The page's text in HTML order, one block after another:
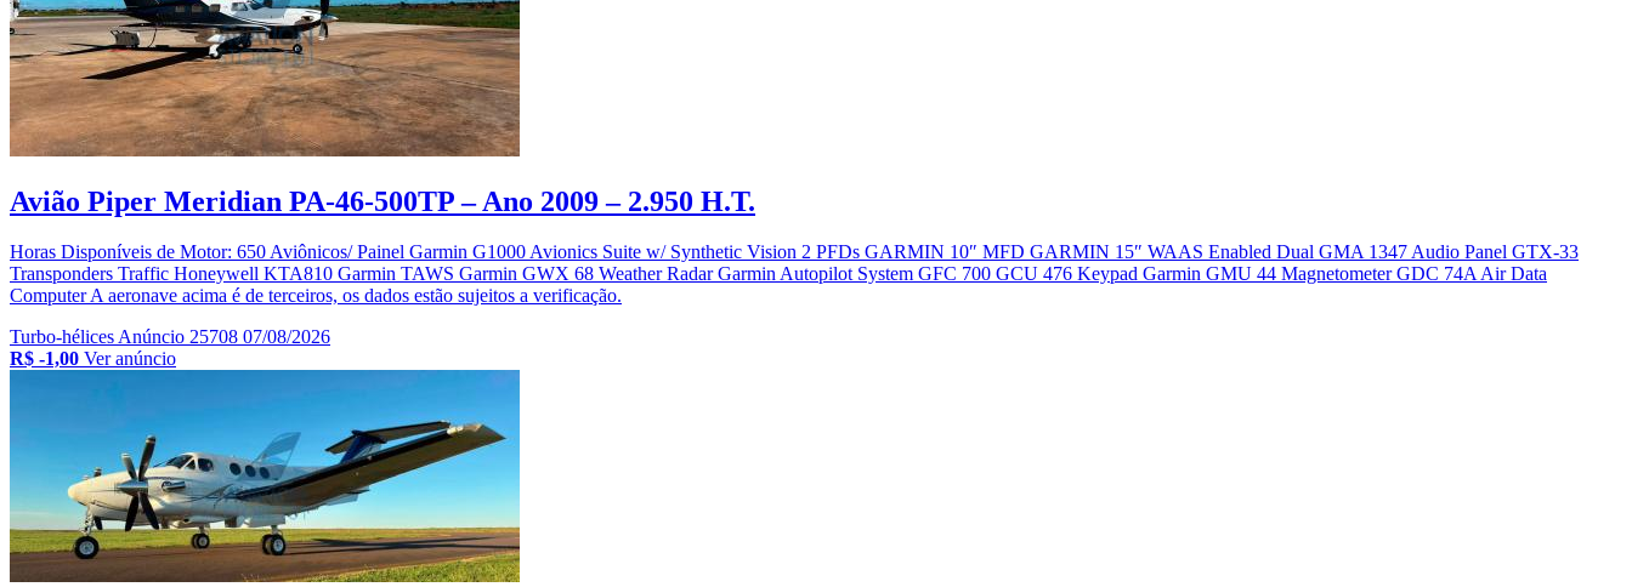
Avião Piper Meridian PA-46-500TP – Ano 2009 – 2.950 H.T.
Horas Disponíveis de Motor: 650 Aviônicos/ Painel Garmin G1000 Avionics Suite w/ Synthetic Vision 2 PFDs GARMIN 10″ MFD GARMIN 15″ WAAS Enabled Dual GMA 1347 Audio Panel GTX-33
Transponders Traffic Honeywell KTA810 Garmin TAWS Garmin GWX 68 Weather Radar Garmin Autopilot System GFC 700 GCU 476 Keypad Garmin GMU 44 Magnetometer GDC 74A Air Data
Computer A aeronave acima é de terceiros, os dados estão sujeitos a verificação.
Turbo-hélicesAnúncio 25708 07/08/2026
R$ -1,00 Ver anúncio